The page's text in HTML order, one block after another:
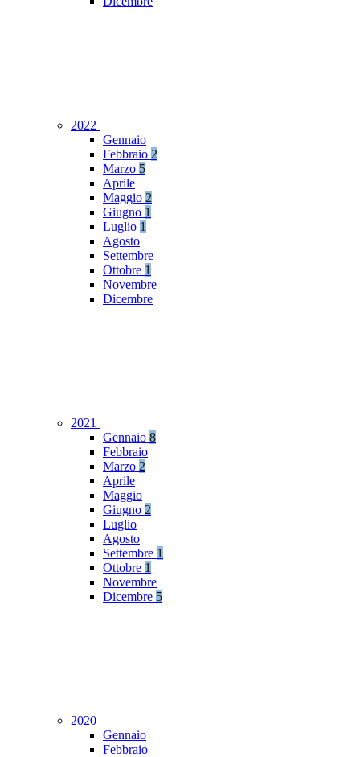
2022
Gennaio
Febbraio 2
Marzo 5
Aprile
Maggio 2
Giugno 1
Luglio 1
Agosto
Settembre
Ottobre 1
Novembre
Dicembre
2021
Gennaio 8
Febbraio
Marzo 2
Aprile
Maggio
Giugno 2
Luglio
Agosto
Settembre 1
Ottobre 1
Novembre
Dicembre 5
2020
Gennaio
Febbraio